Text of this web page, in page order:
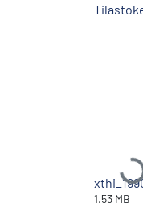
1.53 MB